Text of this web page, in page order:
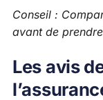
Conseil :
avant de
Les avis